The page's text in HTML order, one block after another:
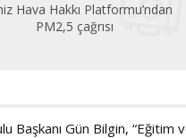
arttıkça klimaya da ihtiyaç
artıyor
Gün Bilgin, “Eğitim